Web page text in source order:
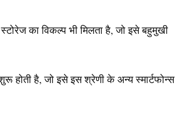
का विकल्प भी मिलता है, जो इसे बहुमुखी
होती है, जो इसे इस श्रेणी के अन्य स्मार्टफोन्स